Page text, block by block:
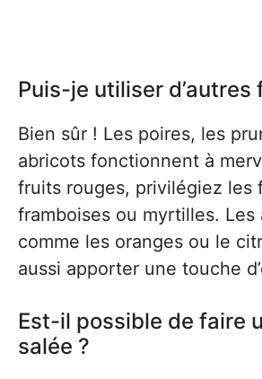
Puis-je utiliser d’autres
Bien sûr ! Les poires, les
abricots fonctionnent à
fruits rouges, privilégiez les
framboises ou myrtilles. Les
comme les oranges ou le
aussi apporter une touche
Est-il possible de faire
salée ?